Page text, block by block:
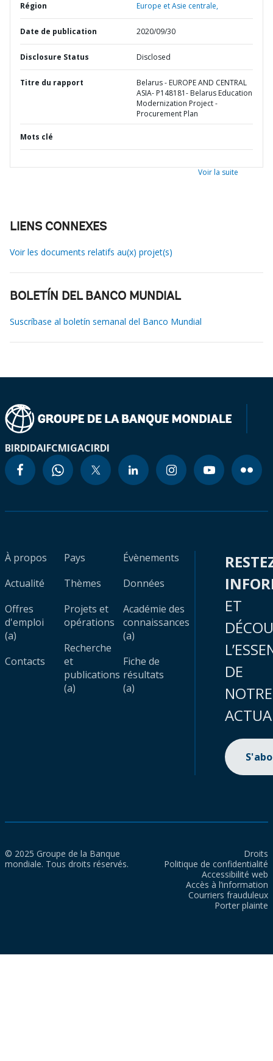
Région Europe et Asie centrale,
Date de publication 2020/09/30
Disclosure Status Disclosed
Titre du rapport
Belarus - EUROPE AND CENTRAL
ASIA- P148181- Belarus Education
Modernization Project -
Procurement Plan
Mots clé
Voir la suite
LIENS CONNEXES
Voir les documents relatifs au(x) projet(s)
BOLETÍN DEL BANCO MUNDIAL
Suscríbase al boletín semanal del Banco Mundial
BIRDIDAIFCMIGACIRDI
À propos
Actualité
Offres
d'emploi
(a)
Contacts
Pays
Thèmes
Projets et
opérations
Recherche
et
publications
(a)
Évènements
Données
Académie des
connaissances
(a)
Fiche de
résultats
(a)
ET
DE
NOTRE
© 2025 Groupe de la Banque
mondiale. Tous droits réservés.
Droits
Politique de confidentialité
Accessibilité web
Accès à l’information
Courriers frauduleux
Porter plainte